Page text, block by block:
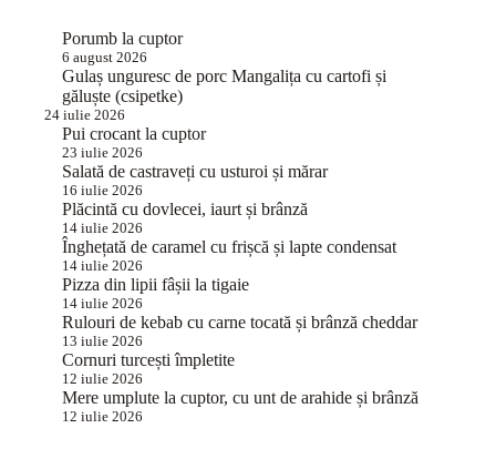
Porumb la cuptor
6 august 2026
Gulaș unguresc de porc Mangalița cu cartofi și
găluște (csipetke)
24 iulie 2026
Pui crocant la cuptor
23 iulie 2026
Salată de castraveți cu usturoi și mărar
16 iulie 2026
Plăcintă cu dovlecei, iaurt și brânză
14 iulie 2026
Înghețată de caramel cu frișcă și lapte condensat
14 iulie 2026
Pizza din lipii fâșii la tigaie
14 iulie 2026
Rulouri de kebab cu carne tocată și brânză cheddar
13 iulie 2026
Cornuri turcești împletite
12 iulie 2026
Mere umplute la cuptor, cu unt de arahide și brânză
12 iulie 2026